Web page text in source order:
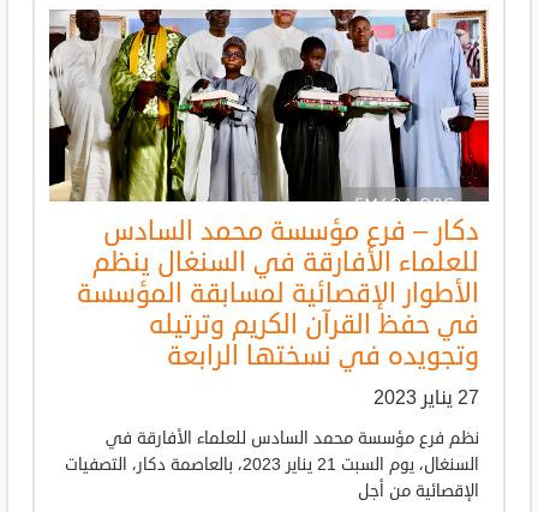
دكار – فرع مؤسسة محمد السادس
للعلماء الأفارقة في السنغال ينظم
الأطوار الإقصائية لمسابقة المؤسسة
في حفظ القرآن الكريم وترتيله
وتجويده في نسختها الرابعة
27 يناير 2023
نظم فرع مؤسسة محمد السادس للعلماء الأفارقة في
السنغال، يوم السبت 21 يناير 2023، بالعاصمة دكار، التصفيات
الإقصائية من أجل